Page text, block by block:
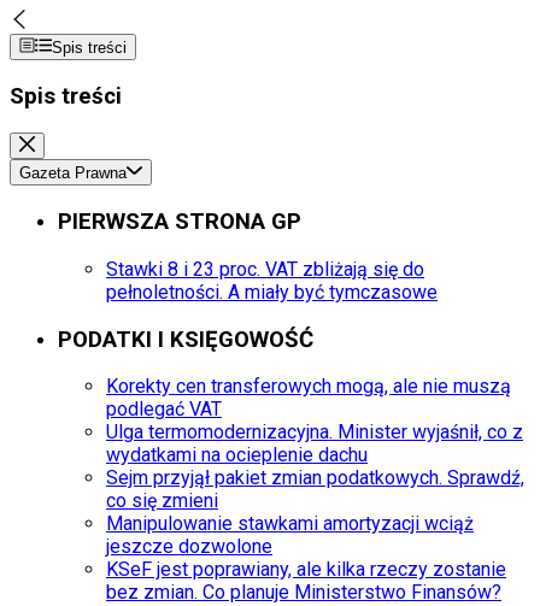
Spis treści
Spis treści
Gazeta Prawna
PIERWSZA STRONA GP
Stawki 8 i 23 proc. VAT zbliżają się do
pełnoletności. A miały być tymczasowe
PODATKI I KSIĘGOWOŚĆ
Korekty cen transferowych mogą, ale nie muszą
podlegać VAT
Ulga termomodernizacyjna. Minister wyjaśnił, co z
wydatkami na ocieplenie dachu
Sejm przyjął pakiet zmian podatkowych. Sprawdź,
co się zmieni
Manipulowanie stawkami amortyzacji wciąż
jeszcze dozwolone
KSeF jest poprawiany, ale kilka rzeczy zostanie
bez zmian. Co planuje Ministerstwo Finansów?